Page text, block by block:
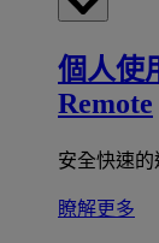
個人使
Remote
安全快速的
瞭解更多